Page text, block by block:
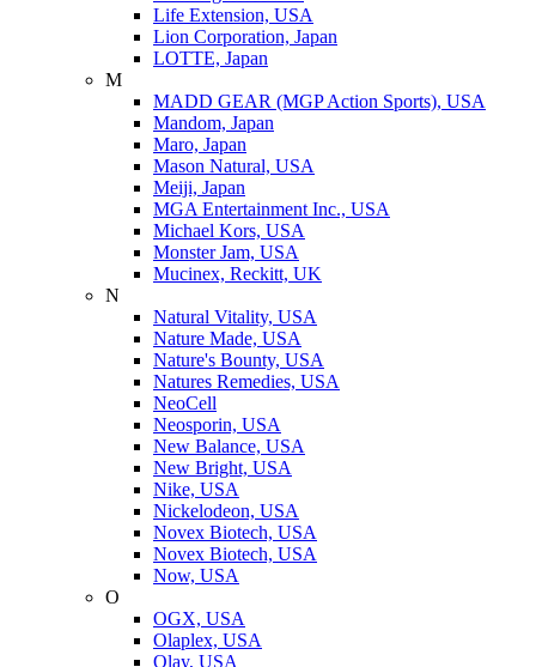
Life Extension, USA
Lion Corporation, Japan
LOTTE, Japan
M
MADD GEAR (MGP Action Sports), USA
Mandom, Japan
Maro, Japan
Mason Natural, USA
Meiji, Japan
MGA Entertainment Inc., USA
Michael Kors, USA
Monster Jam, USA
Mucinex, Reckitt, UK
N
Natural Vitality, USA
Nature Made, USA
Nature's Bounty, USA
Natures Remedies, USA
NeoCell
Neosporin, USA
New Balance, USA
New Bright, USA
Nike, USA
Niсkelodeon, USA
Novex Biotech, USA
Novex Biotech, USA
Now, USA
O
OGX, USA
Olaplex, USA
Olay, USA